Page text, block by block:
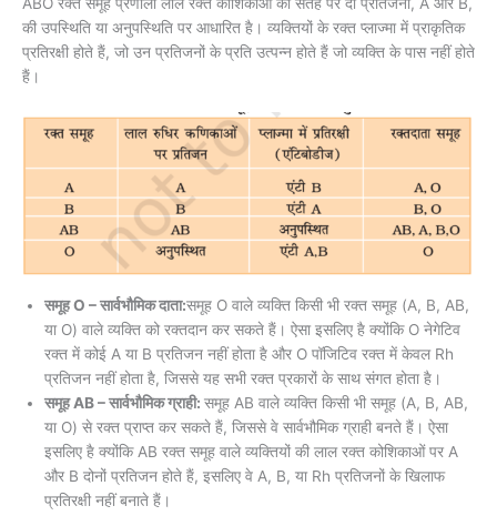
की उपस्थिति या अनुपस्थिति पर आधारित है। व्यक्तियों के रक्त प्लाज्मा में प्राकृतिक
प्रतिरक्षी होते हैं, जो उन प्रतिजनों के प्रति उत्पन्न होते हैं जो व्यक्ति के पास नहीं होते
हैं।
समूह O – सार्वभौमिक दाता:समूह O वाले व्यक्ति किसी भी रक्त समूह (A, B, AB,
या O) वाले व्यक्ति को रक्तदान कर सकते हैं। ऐसा इसलिए है क्योंकि O नेगेटिव
रक्त में कोई A या B प्रतिजन नहीं होता है और O पॉजिटिव रक्त में केवल Rh
प्रतिजन नहीं होता है, जिससे यह सभी रक्त प्रकारों के साथ संगत होता है।
समूह AB – सार्वभौमिक ग्राही: समूह AB वाले व्यक्ति किसी भी समूह (A, B, AB,
या O) से रक्त प्राप्त कर सकते हैं, जिससे वे सार्वभौमिक ग्राही बनते हैं। ऐसा
इसलिए है क्योंकि AB रक्त समूह वाले व्यक्तियों की लाल रक्त कोशिकाओं पर A
और B दोनों प्रतिजन होते हैं, इसलिए वे A, B, या Rh प्रतिजनों के खिलाफ
प्रतिरक्षी नहीं बनाते हैं।